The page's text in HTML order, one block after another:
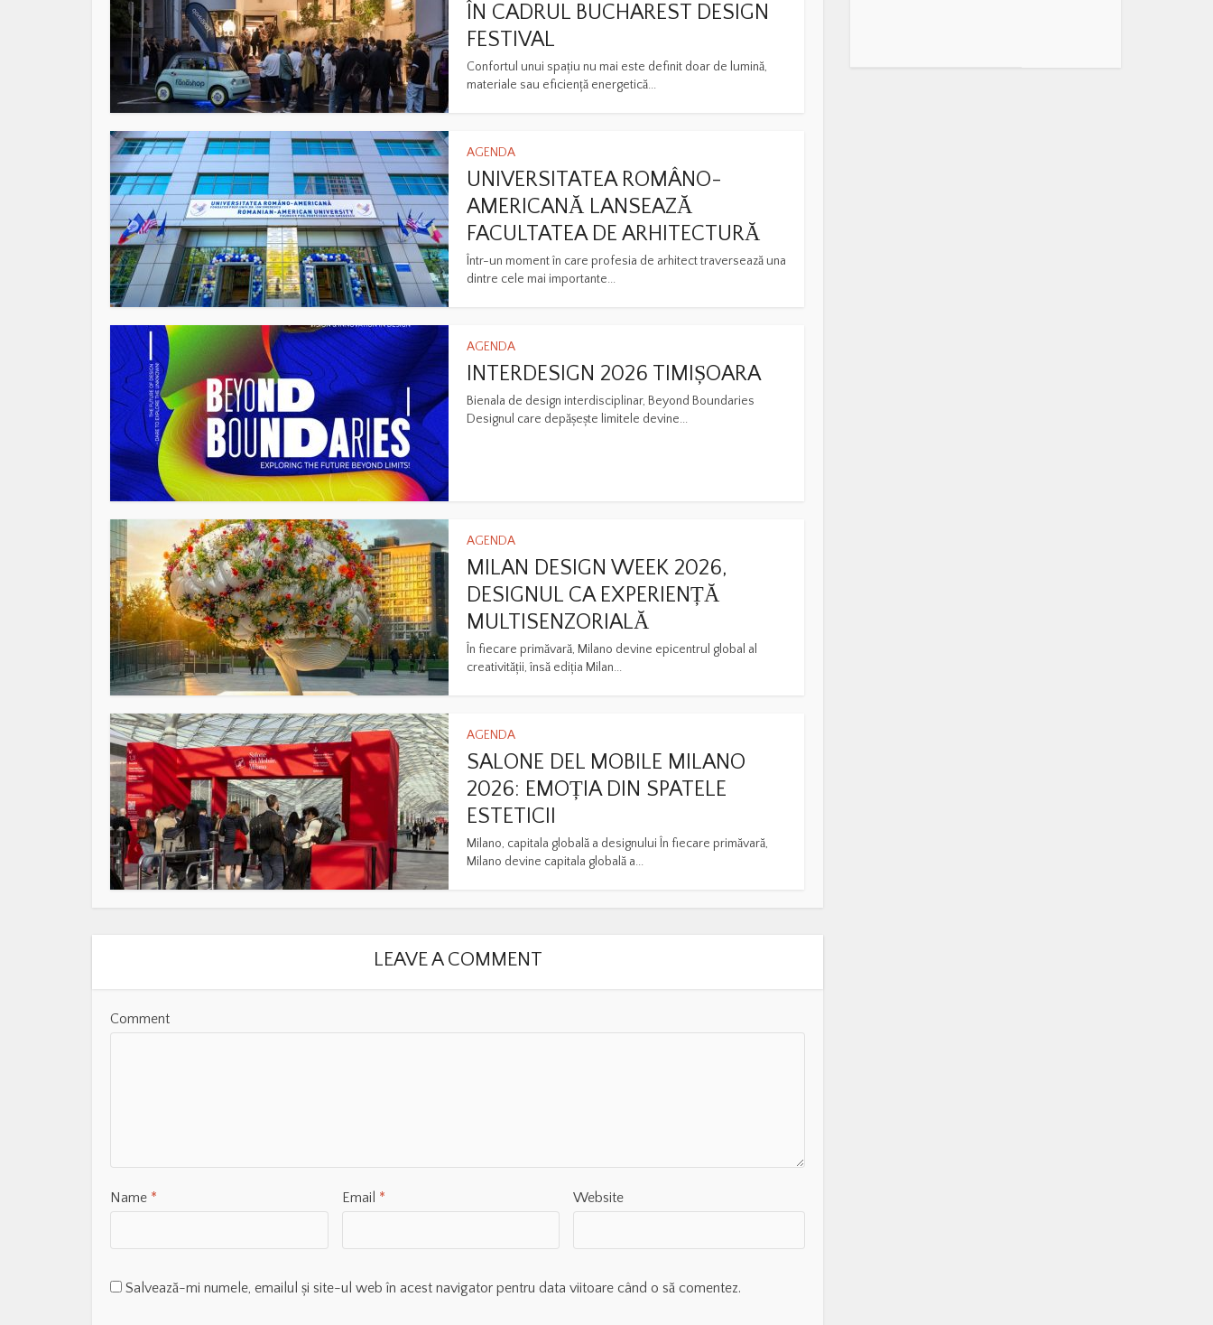
ÎN CADRUL BUCHAREST DESIGN
FESTIVAL
Confortul unui spațiu nu mai este definit doar de lumină,
materiale sau eficiență energetică...
AGENDA
UNIVERSITATEA ROMÂNO-
AMERICANĂ LANSEAZĂ
FACULTATEA DE ARHITECTURĂ
Într-un moment în care profesia de arhitect traversează una
dintre cele mai importante...
AGENDA
INTERDESIGN 2026 TIMIȘOARA
Bienala de design interdisciplinar, Beyond Boundaries
Designul care depășește limitele devine...
AGENDA
MILAN DESIGN WEEK 2026,
DESIGNUL CA EXPERIENȚĂ
MULTISENZORIALĂ
În fiecare primăvară, Milano devine epicentrul global al
creativității, însă ediția Milan...
AGENDA
SALONE DEL MOBILE MILANO
2026: EMOȚIA DIN SPATELE
ESTETICII
Milano, capitala globală a designului În fiecare primăvară,
Milano devine capitala globală a...
LEAVE A COMMENT
Comment
Name * Email * Website
Salvează-mi numele, emailul și site-ul web în acest navigator pentru data viitoare când o să comentez.